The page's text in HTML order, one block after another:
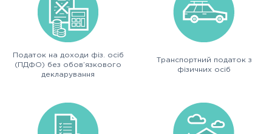
Податок на доходи фіз. осіб
(ПДФО) без обов’язкового
декларування
Транспортний податок з
фізичних осіб